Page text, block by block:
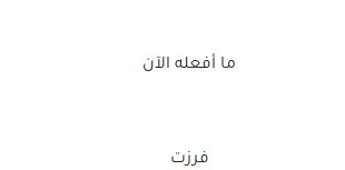
ما أفعله الآن
فرزت